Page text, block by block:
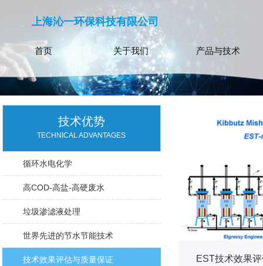
上海沁一环保科技有限公司
首页 关于我们 产品与技术
技术优势
TECHNICAL ADVANTAGES
循环水电化学
高COD-高盐-高硬废水
垃圾渗滤液处理
世界先进的节水节能技术
技术效果评估与质量保证
EST技术效果